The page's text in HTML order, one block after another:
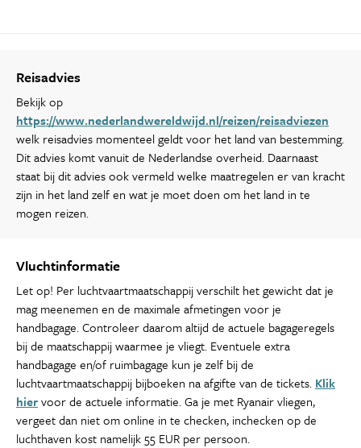
Reisadvies
Bekijk op
https://www.nederlandwereldwijd.nl/reizen/reisadviezen
welk reisadvies momenteel geldt voor het land van bestemming.
Dit advies komt vanuit de Nederlandse overheid. Daarnaast
staat bij dit advies ook vermeld welke maatregelen er van kracht
zijn in het land zelf en wat je moet doen om het land in te
mogen reizen.
Vluchtinformatie
Let op! Per luchtvaartmaatschappij verschilt het gewicht dat je
mag meenemen en de maximale afmetingen voor je
handbagage. Controleer daarom altijd de actuele bagageregels
bij de maatschappij waarmee je vliegt. Eventuele extra
handbagage en/of ruimbagage kun je zelf bij de
luchtvaartmaatschappij bijboeken na afgifte van de tickets. Klik
hiervoor de actuele informatie. Ga je met Ryanair vliegen,
vergeet dan niet om online in te checken, inchecken op de
luchthaven kost namelijk 55 EUR per persoon.